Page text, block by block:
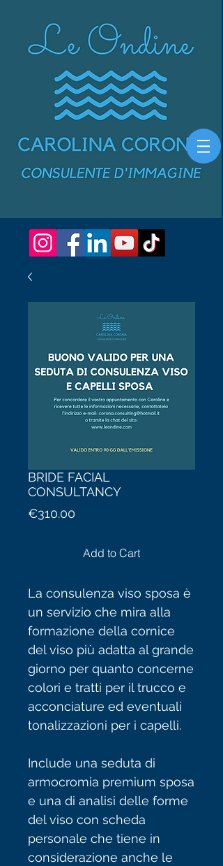
BRIDE FACIAL
CONSULTANCY
€310.00
Add to Cart
La consulenza viso sposa è
un servizio che mira alla
formazione della cornice
del viso più adatta al grande
giorno per quanto concerne
colori e tratti per il trucco e
acconciature ed eventuali
tonalizzazioni per i capelli.
Include una seduta di
armocromia premium sposa
e una di analisi delle forme
del viso con scheda
personale che tiene in
considerazione anche le